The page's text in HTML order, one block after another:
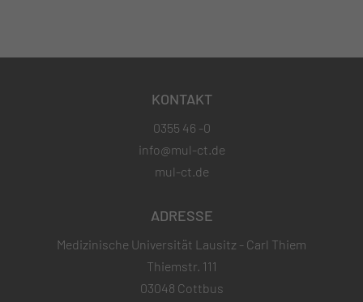
KONTAKT
0355 46 -0
info@mul-ct.de
mul-ct.de
ADRESSE
Medizinische Universität Lausitz - Carl Thiem
Thiemstr. 111
03048 Cottbus